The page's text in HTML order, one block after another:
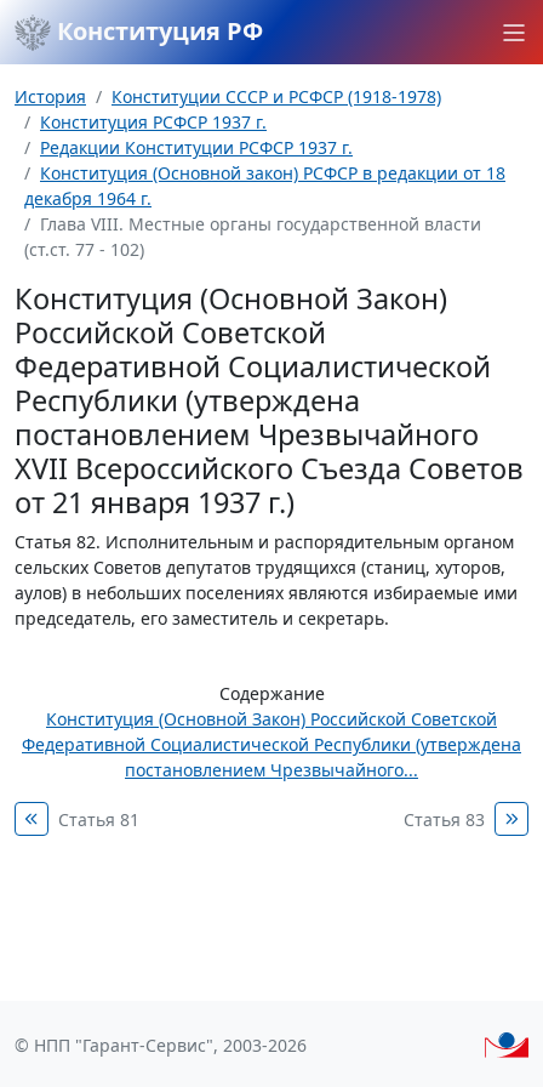
Конституция РФ
История
Конституции СССР и РСФСР (1918-1978)
Конституция РСФСР 1937 г.
Редакции Конституции РСФСР 1937 г.
Конституция (Основной закон) РСФСР в редакции от 18
декабря 1964 г.
Глава VIII. Местные органы государственной власти
(ст.ст. 77 - 102)
Конституция (Основной Закон)
Российской Советской
Федеративной Социалистической
Республики (утверждена
постановлением Чрезвычайного
XVII Всероссийского Съезда Советов
от 21 января 1937 г.)
Статья 82. Исполнительным и распорядительным органом
сельских Советов депутатов трудящихся (станиц, хуторов,
аулов) в небольших поселениях являются избираемые ими
председатель, его заместитель и секретарь.
Содержание
Конституция (Основной Закон) Российской Советской
Федеративной Социалистической Республики (утверждена
постановлением Чрезвычайного...
Статья 81 Статья 83
© НПП "Гарант-Сервис", 2003-2026